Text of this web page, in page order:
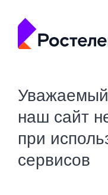
Уважаемый
наш сайт
при
сервисов